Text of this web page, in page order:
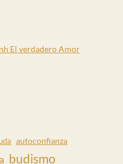
El verdadero Amor
autoconfianza
budismo